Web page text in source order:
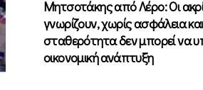
Μητσοτάκης από Λέρο: Οι
γνωρίζουν, χωρίς ασφάλεια και
σταθερότητα δεν μπορεί να
οικονομική ανάπτυξη